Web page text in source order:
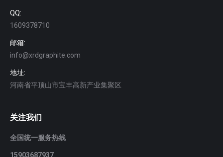
QQ:
1609378710
邮箱:
info@xrdgraphite.com
地址:
河南省平顶山市宝丰高新产业集聚区
关注我们
全国统一服务热线
15903687937